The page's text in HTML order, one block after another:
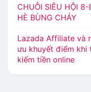
CHUỖI SIÊU HỘI 8-
HÈ BÙNG CHÁY
Lazada Affiliate và
ưu khuyết điểm khi
kiếm tiền online